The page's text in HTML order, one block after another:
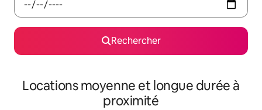
Rechercher
Locations moyenne et longue durée à
proximité